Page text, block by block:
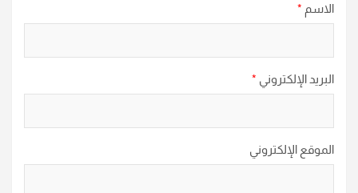
الاسم *
البريد الإلكتروني *
الموقع الإلكتروني